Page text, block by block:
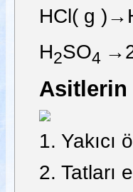
HCl( g
H2SO4
Asitlerin
1.
2. Tatları